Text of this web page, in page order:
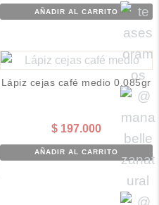
AÑADIR AL CARRITO
Lápiz cejas café medio 0.085gr
$197.000
AÑADIR AL CARRITO